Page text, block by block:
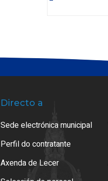
Directo a
Sede electrónica municipal
Perfil do contratante
Axenda de Lecer